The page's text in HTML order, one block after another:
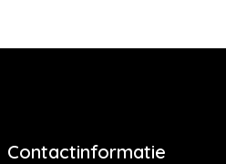
Contactinformatie